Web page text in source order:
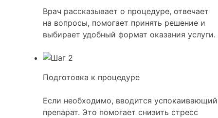
Врач рассказывает о процедуре, отвечает
на вопросы, помогает принять решение и
выбирает удобный формат оказания услуги.
Подготовка к процедуре
Если необходимо, вводится успокаивающий
препарат. Это помогает снизить стресс